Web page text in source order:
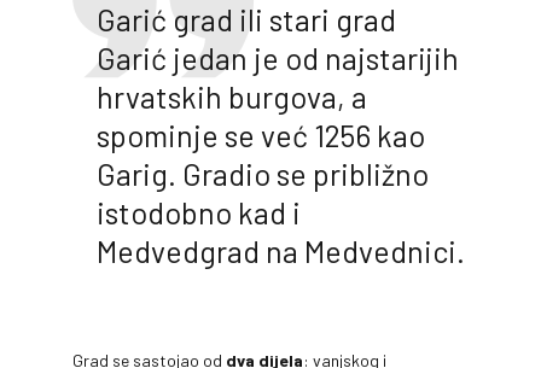
Garić grad ili stari grad
Garić jedan je od najstarijih
hrvatskih burgova, a
spominje se već 1256 kao
Garig. Gradio se približno
istodobno kad i
Medvedgrad na Medvednici.
Grad se sastojao od dva dijela: vanjskog i